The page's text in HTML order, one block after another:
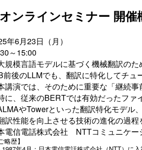
オンラインセミナー 開催
年6月23日（月）
～15:00
規模言語モデルに基づく機械翻訳の
前後のLLMでも、翻訳に特化してチ
のために重要な「継続事前訓練
では有効だったファインチ
いった翻訳特化モデル、DPO
させる技術の進化の過程を
電信電話株式会社 NTTコミュニケ
】